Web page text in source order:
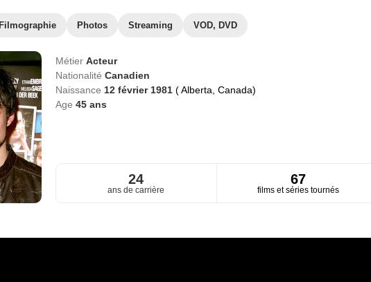
Filmographie Photos Streaming VOD, DVD
Métier Acteur
Nationalité Canadien
Naissance 12 février 1981 ( Alberta, Canada)
Age 45ans
24
ans de carrière
67
films et séries tournés